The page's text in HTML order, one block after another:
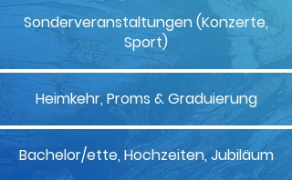
Sonderveranstaltungen (Konzerte,
Sport)
Heimkehr, Proms & Graduierung
Bachelor/ette, Hochzeiten, Jubiläum